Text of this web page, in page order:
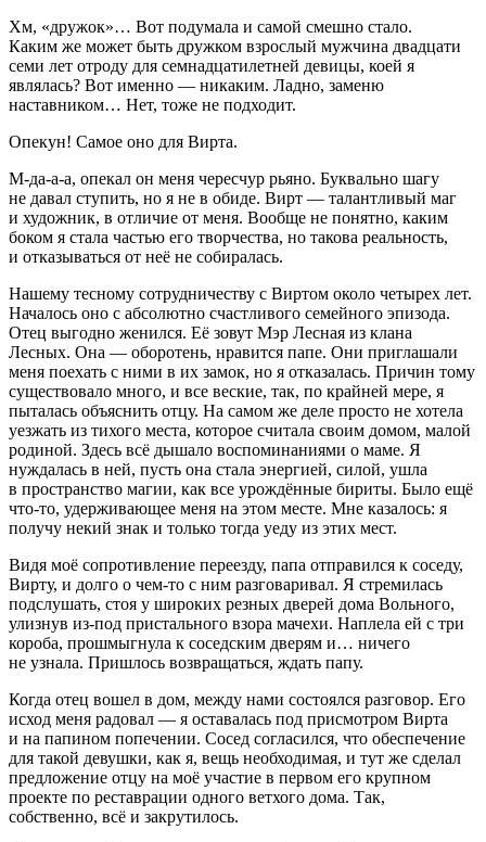
Хм, «дружок»… Вот подумала и самой смешно стало.
Каким же может быть дружком взрослый мужчина двадцати
семи лет отроду для семнадцатилетней девицы, коей я
являлась? Вот именно — никаким. Ладно, заменю
наставником… Нет, тоже не подходит.
Опекун! Самое оно для Вирта.
М-да-а-а, опекал он меня чересчур рьяно. Буквально шагу
не давал ступить, но я не в обиде. Вирт — талантливый маг
и художник, в отличие от меня. Вообще не понятно, каким
боком я стала частью его творчества, но такова реальность,
и отказываться от неё не собиралась.
Нашему тесному сотрудничеству с Виртом около четырех лет.
Началось оно с абсолютно счастливого семейного эпизода.
Отец выгодно женился. Её зовут Мэр Лесная из клана
Лесных. Она — оборотень, нравится папе. Они приглашали
меня поехать с ними в их замок, но я отказалась. Причин тому
существовало много, и все веские, так, по крайней мере, я
пыталась объяснить отцу. На самом же деле просто не хотела
уезжать из тихого места, которое считала своим домом, малой
родиной. Здесь всё дышало воспоминаниями о маме. Я
нуждалась в ней, пусть она стала энергией, силой, ушла
в пространство магии, как все урождённые бириты. Было ещё
что-то, удерживающее меня на этом месте. Мне казалось: я
получу некий знак и только тогда уеду из этих мест.
Видя моё сопротивление переезду, папа отправился к соседу,
Вирту, и долго о чем-то с ним разговаривал. Я стремилась
подслушать, стоя у широких резных дверей дома Вольного,
улизнув из-под пристального взора мачехи. Наплела ей с три
короба, прошмыгнула к соседским дверям и… ничего
не узнала. Пришлось возвращаться, ждать папу.
Когда отец вошел в дом, между нами состоялся разговор. Его
исход меня радовал — я оставалась под присмотром Вирта
и на папином попечении. Сосед согласился, что обеспечение
для такой девушки, как я, вещь необходимая, и тут же сделал
предложение отцу на моё участие в первом его крупном
проекте по реставрации одного ветхого дома. Так,
собственно, всё и закрутилось.